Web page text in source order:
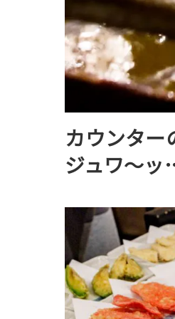
カウンター
ジュワ〜ッ